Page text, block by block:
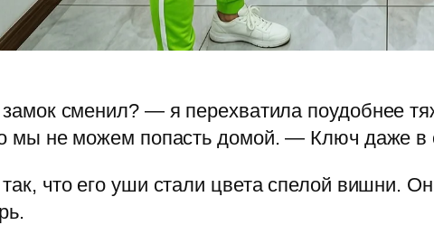
сменил? — я перехватила поудобнее
мы не можем попасть домой. — Ключ даже в
так, что его уши стали цвета спелой вишни.